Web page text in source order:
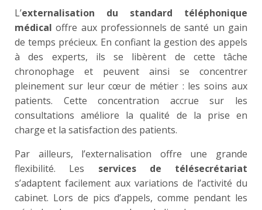
L’externalisation du standard téléphonique
médicaloffre aux professionnels de santé un gain
de temps précieux. En confiant la gestion des appels
à des experts, ils se libèrent de cette tâche
chronophage et peuvent ainsi se concentrer
pleinement sur leur cœur de métier : les soins aux
patients. Cette concentration accrue sur les
consultations améliore la qualité de la prise en
charge et la satisfaction des patients.
Par ailleurs, l’externalisation offre une grande
flexibilité. Les services de télésecrétariat
s’adaptent facilement aux variations de l’activité du
cabinet. Lors de pics d’appels, comme pendant les